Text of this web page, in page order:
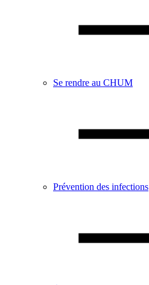
Se rendre au CHUM
Prévention des infections